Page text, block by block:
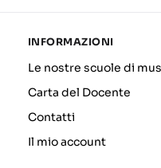
INFORMAZIONI
Le nostre scuole di
Carta del Docente
Contatti
Il mio account